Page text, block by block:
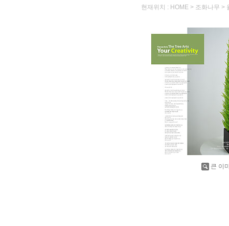
현재위치 : HOME > 조화나무 >
큰 이